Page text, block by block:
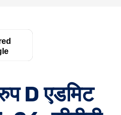
D एडमिट